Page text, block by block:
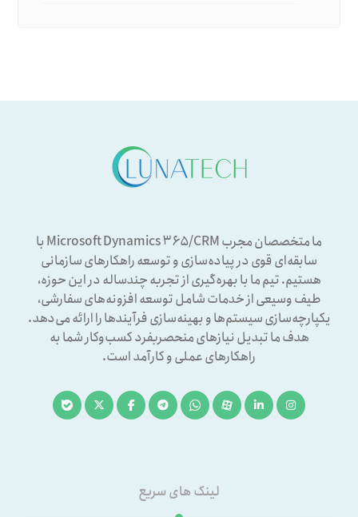
ما متخصصان مجرب Microsoft Dynamics ۳۶۵/CRM با
سابقه‌ای قوی در پیاده‌سازی و توسعه راهکارهای سازمانی
هستیم. تیم ما با بهره‌گیری از تجربه چندساله در این حوزه،
طیف وسیعی از خدمات شامل توسعه افزونه‌های سفارشی،
یکپارچه‌سازی سیستم‌ها و بهینه‌سازی فرآیندها را ارائه می‌دهد.
هدف ما تبدیل نیازهای منحصربفرد کسب‌وکار شما به
راهکارهای عملی و کارآمد است.
لینک های سریع